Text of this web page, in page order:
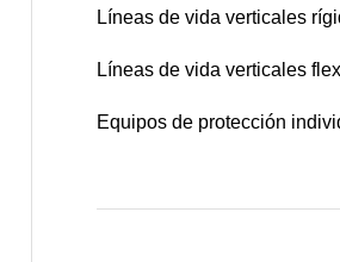
Líneas de vida verticales
Líneas de vida verticales
Equipos de protección